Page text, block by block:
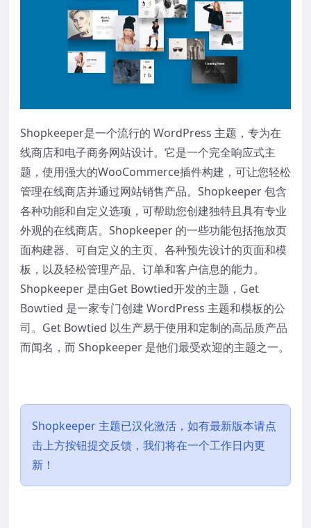
Shopkeeper是一个流行的 WordPress 主题，专为在
线商店和电子商务网站设计。它是一个完全响应式主
题，使用强大的WooCommerce插件构建，可让您轻松
管理在线商店并通过网站销售产品。Shopkeeper 包含
各种功能和自定义选项，可帮助您创建独特且具有专业
外观的在线商店。Shopkeeper 的一些功能包括拖放页
面构建器、可自定义的主页、各种预先设计的页面和模
板，以及轻松管理产品、订单和客户信息的能力。
Shopkeeper 是由Get Bowtied开发的主题，Get
Bowtied 是一家专门创建 WordPress 主题和模板的公
司。Get Bowtied 以生产易于使用和定制的高品质产品
而闻名，而 Shopkeeper 是他们最受欢迎的主题之一。
Shopkeeper 主题已汉化激活，如有最新版本请点
击上方按钮提交反馈，我们将在一个工作日内更
新！